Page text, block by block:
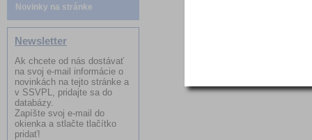
Novinky na stránke
Newsletter
Ak chcete od nás dostávať
na svoj e-mail informácie o
novinkách na tejto stránke a
v SSVPL, pridajte sa do
databázy.
Zapíšte svoj e-mail do
okienka a stlačte tlačítko
pridať!